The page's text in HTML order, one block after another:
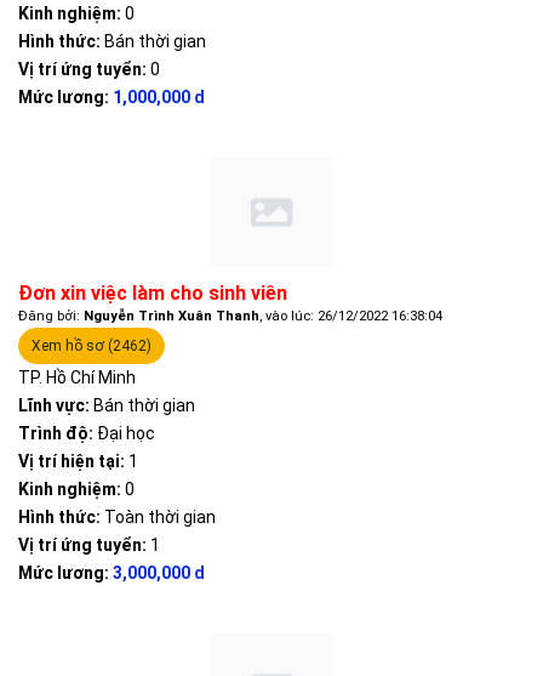
Kinh nghiệm: 0
Hình thức: Bán thời gian
Vị trí ứng tuyển: 0
Mức lương: 1,000,000 d
Đơn xin việc làm cho sinh viên
Đăng bởi: Nguyễn Trình Xuân Thanh, vào lúc: 26/12/2022 16:38:04
Xem hồ sơ (2462)
TP. Hồ Chí Minh
Lĩnh vực: Bán thời gian
Trình độ: Đại học
Vị trí hiện tại: 1
Kinh nghiệm: 0
Hình thức: Toàn thời gian
Vị trí ứng tuyển: 1
Mức lương: 3,000,000 d